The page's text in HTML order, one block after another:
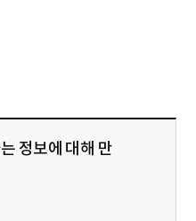
정보에 대해 만